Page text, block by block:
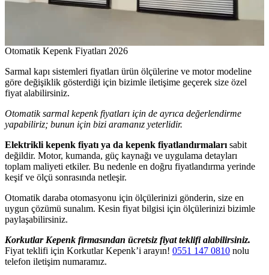
Otomatik Kepenk Fiyatları 2026
Sarmal kapı sistemleri fiyatları ürün ölçülerine ve motor modeline
göre değişiklik gösterdiği için bizimle iletişime geçerek size özel
fiyat alabilirsiniz.
Otomatik sarmal kepenk fiyatları için de ayrıca değerlendirme
yapabiliriz; bunun için bizi aramanız yeterlidir.
Elektrikli kepenk fiyatı ya da kepenk fiyatlandırmaları sabit
değildir. Motor, kumanda, güç kaynağı ve uygulama detayları
toplam maliyeti etkiler. Bu nedenle en doğru fiyatlandırma yerinde
keşif ve ölçü sonrasında netleşir.
Otomatik daraba otomasyonu için ölçülerinizi gönderin, size en
uygun çözümü sunalım. Kesin fiyat bilgisi için ölçülerinizi bizimle
paylaşabilirsiniz.
Korkutlar Kepenk firmasından ücretsiz fiyat teklifi alabilirsiniz.
Fiyat teklifi için Korkutlar Kepenk’i arayın! 0551 147 0810 nolu
telefon iletişim numaramız.